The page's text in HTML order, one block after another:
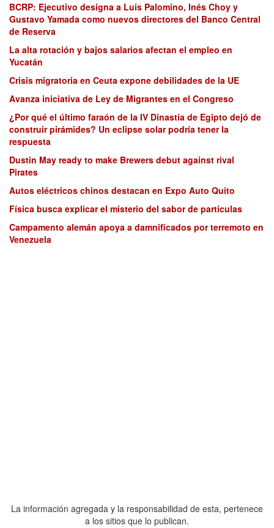
BCRP: Ejecutivo designa a Luis Palomino, Inés Choy y
Gustavo Yamada como nuevos directores del Banco Central
de Reserva
La alta rotación y bajos salarios afectan el empleo en
Yucatán
Crisis migratoria en Ceuta expone debilidades de la UE
Avanza iniciativa de Ley de Migrantes en el Congreso
¿Por qué el último faraón de la IV Dinastía de Egipto dejó de
construir pirámides? Un eclipse solar podría tener la
respuesta
Dustin May ready to make Brewers debut against rival
Pirates
Autos eléctricos chinos destacan en Expo Auto Quito
Física busca explicar el misterio del sabor de partículas
Campamento alemán apoya a damnificados por terremoto en
Venezuela
La información agregada y la responsabilidad de esta, pertenece
a los sitios que lo publican.